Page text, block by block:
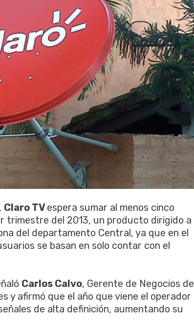
Claro TVespera sumar al menos cinco
trimestre del 2013, un producto dirigido a
del departamento Central, ya que en el
se basan en solo contar con el
Carlos Calvo, Gerente de Negocios de
y afirmó que el año que viene el operador
de alta definición, aumentando su